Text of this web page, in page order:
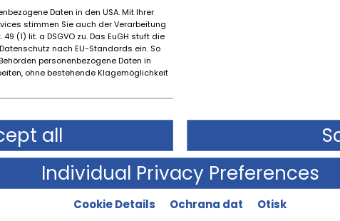
Daten in den USA. Mit Ihrer
stimmen Sie auch der Verarbeitung
(1) lit. a DSGVO zu. Das EuGH stuft die
nach EU-Standards ein. So
personenbezogene Daten in
ohne bestehende Klagemöglichkeit
all
Individual Privacy Preferences
Cookie Details Ochrana dat Otisk